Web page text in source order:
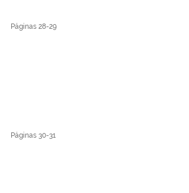
Páginas 28-29
Páginas 30-31